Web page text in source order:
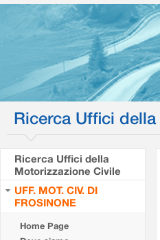
Ricerca Uffici
Ricerca Uffici della
Motorizzazione Civile
UFF. MOT. CIV. DI
FROSINONE
Home Page